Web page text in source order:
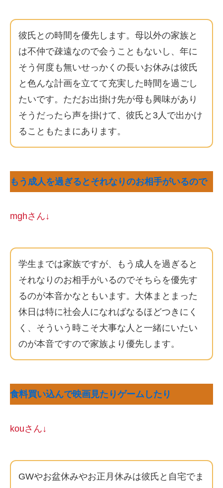
彼氏との時間を優先します。母以外の家族と
は不仲で疎遠なので会うこともないし、年に
そう何度も無いせっかくの長いお休みは彼氏
と色んな計画を立てて充実した時間を過ごし
たいです。ただお出掛け先が母も興味があり
そうだったら声を掛けて、彼氏と3人で出かけ
ることもたまにあります。
もう成人を過ぎるとそれなりのお相手がいるので
mghさん↓
学生までは家族ですが、もう成人を過ぎると
それなりのお相手がいるのでそちらを優先す
るのが本音かなともいます。大体まとまった
休日は特に社会人になればなるほどつきにく
く、そういう時こそ大事な人と一緒にいたい
のが本音ですので家族より優先します。
食料買い込んで映画見たりゲームしたり
kouさん↓
GWやお盆休みやお正月休みは彼氏と自宅でま